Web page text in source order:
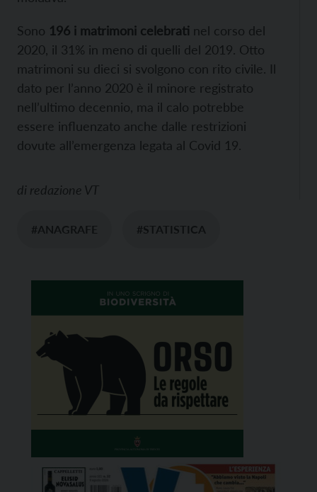
Sono 196 i matrimoni celebrati nel corso del
2020, il 31% in meno di quelli del 2019. Otto
matrimoni su dieci si svolgono con rito civile. Il
dato per l’anno 2020 è il minore registrato
nell’ultimo decennio, ma il calo potrebbe
essere influenzato anche dalle restrizioni
dovute all’emergenza legata al Covid 19.
di redazione VT
#ANAGRAFE #STATISTICA